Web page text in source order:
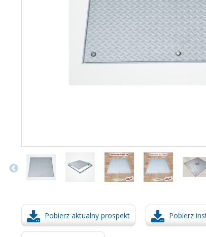
Pobierz aktualny prospekt Pobierz